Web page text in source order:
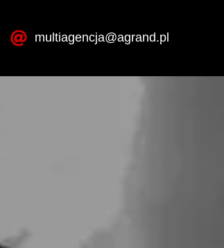
multiagencja@agrand.pl